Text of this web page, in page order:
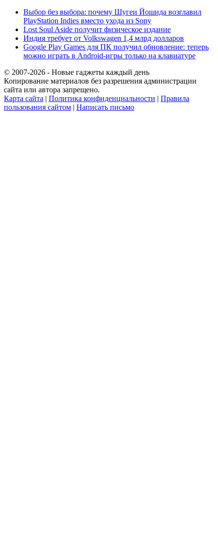
Выбор без выбора: почему Шугеи Йошида возглавил
PlayStation Indies вместо ухода из Sony
Lost Soul Aside получит физическое издание
Индия требует от Volkswagen 1,4 млрд долларов
Google Play Games для ПК получил обновление: теперь
можно играть в Android-игры только на клавиатуре
© 2007-2026 - Новые гаджеты каждый день
Копирование материалов без разрешения администрации
сайта или автора запрещено.
Карта сайта | Политика конфиденциальности | Правила
пользования сайтом | Написать письмо